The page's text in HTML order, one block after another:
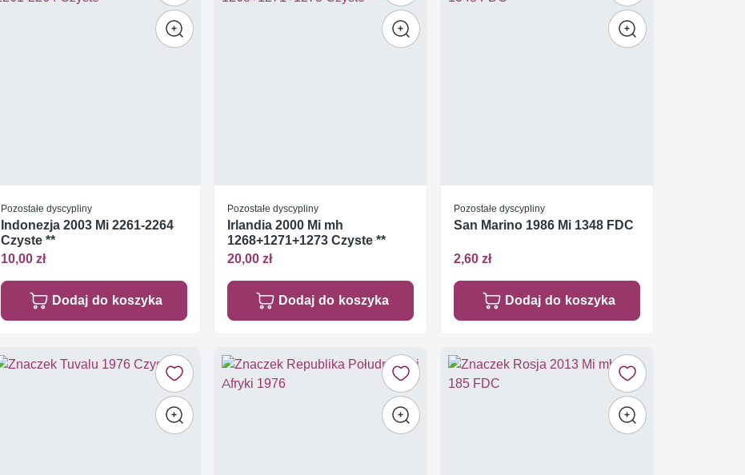
Pozostałe dyscypliny
Indonezja 2003 Mi 2261-2264
Czyste **
10,00 zł
Dodaj do koszyka
Pozostałe dyscypliny
Irlandia 2000 Mi mh
1268+1271+1273 Czyste **
20,00 zł
Dodaj do koszyka
Pozostałe dyscypliny
San Marino 1986 Mi 1348 FDC
2,60 zł
Dodaj do koszyka